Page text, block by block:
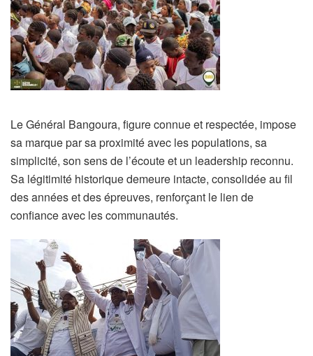
Le Général Bangoura, figure connue et respectée, impose
sa marque par sa proximité avec les populations, sa
simplicité, son sens de l’écoute et un leadership reconnu.
Sa légitimité historique demeure intacte, consolidée au fil
des années et des épreuves, renforçant le lien de
confiance avec les communautés.